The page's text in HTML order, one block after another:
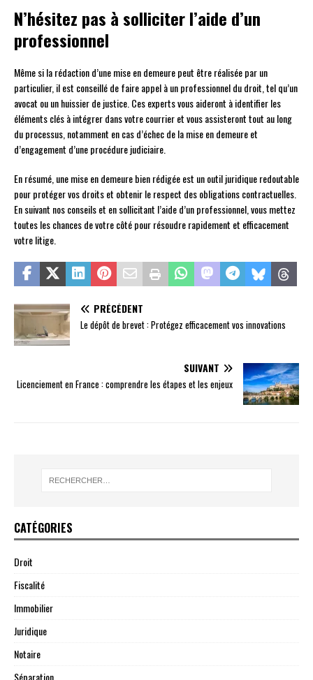
N’hésitez pas à solliciter l’aide d’un
professionnel
Même si la rédaction d’une mise en demeure peut être réalisée par un
particulier, il est conseillé de faire appel à un professionnel du droit, tel qu’un
avocat ou un huissier de justice. Ces experts vous aideront à identifier les
éléments clés à intégrer dans votre courrier et vous assisteront tout au long
du processus, notamment en cas d’échec de la mise en demeure et
d’engagement d’une procédure judiciaire.
En résumé, une mise en demeure bien rédigée est un outil juridique redoutable
pour protéger vos droits et obtenir le respect des obligations contractuelles.
En suivant nos conseils et en sollicitant l’aide d’un professionnel, vous mettez
toutes les chances de votre côté pour résoudre rapidement et efficacement
votre litige.
PRÉCÉDENT
Le dépôt de brevet : Protégez efficacement vos innovations
SUIVANT
Licenciement en France : comprendre les étapes et les enjeux
CATÉGORIES
Droit
Fiscalité
Immobilier
Juridique
Notaire
Séparation